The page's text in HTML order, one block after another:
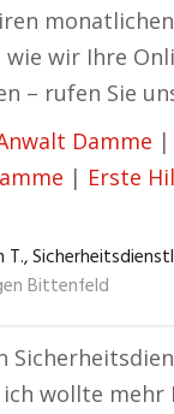
wir Ihre
– rufen Sie
Damme |
| Erste
T.,
Bittenfeld
wollte mehr